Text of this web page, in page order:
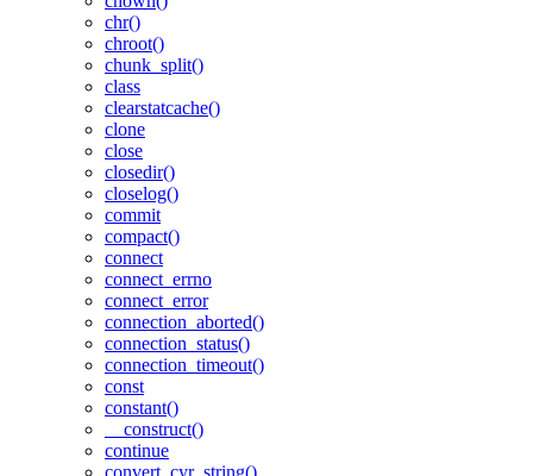
chr()
chroot()
chunk_split()
class
clearstatcache()
clone
close
closedir()
closelog()
commit
compact()
connect
connect_errno
connect_error
connection_aborted()
connection_status()
connection_timeout()
const
constant()
__construct()
continue
convert_cyr_string()